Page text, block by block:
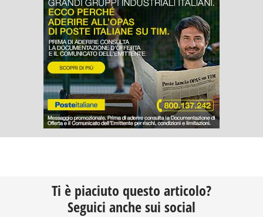
Ti è piaciuto questo articolo?
Seguici anche sui social